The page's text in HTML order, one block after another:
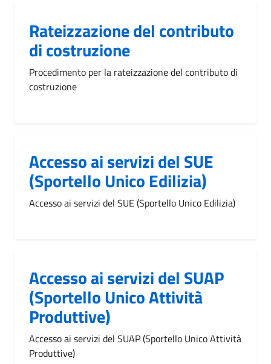
Rateizzazione del contributo
di costruzione
Procedimento per la rateizzazione del contributo di
costruzione
Accesso ai servizi del SUE
(Sportello Unico Edilizia)
Accesso ai servizi del SUE (Sportello Unico Edilizia)
Accesso ai servizi del SUAP
(Sportello Unico Attività
Produttive)
Accesso ai servizi del SUAP (Sportello Unico Attività
Produttive)